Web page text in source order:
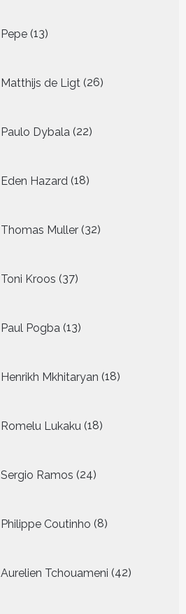
Pepe 13
producten
Matthijs de Ligt 26
producten
Paulo Dybala 22
producten
Eden Hazard 18
producten
Thomas Muller 32
producten
Toni Kroos 37
producten
Paul Pogba 13
producten
Henrikh Mkhitaryan 18
producten
Romelu Lukaku 18
producten
Sergio Ramos 24
producten
Philippe Coutinho 8
producten
Aurelien Tchouameni 42
producten